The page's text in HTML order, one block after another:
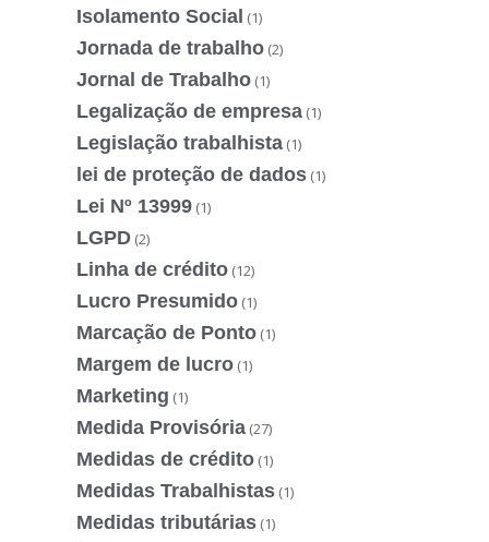
Isolamento Social (1)
Jornada de trabalho (2)
Jornal de Trabalho (1)
Legalização de empresa (1)
Legislação trabalhista (1)
lei de proteção de dados (1)
Lei Nº 13999 (1)
LGPD (2)
Linha de crédito (12)
Lucro Presumido (1)
Marcação de Ponto (1)
Margem de lucro (1)
Marketing (1)
Medida Provisória (27)
Medidas de crédito (1)
Medidas Trabalhistas (1)
Medidas tributárias (1)